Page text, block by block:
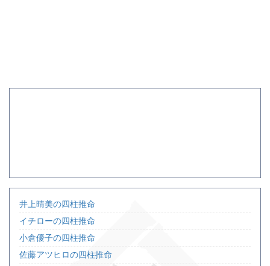
井上晴美の四柱推命
イチローの四柱推命
小倉優子の四柱推命
佐藤アツヒロの四柱推命